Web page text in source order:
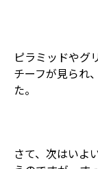
ピラミッドやグ
チーフが見られ
た。
さて、次はいよ